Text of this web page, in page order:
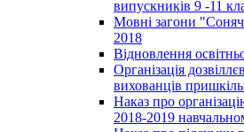
випускників 9 -11
Мовні загони
2018
Відновлення
Організація
вихованців
Наказ про
2018-2019